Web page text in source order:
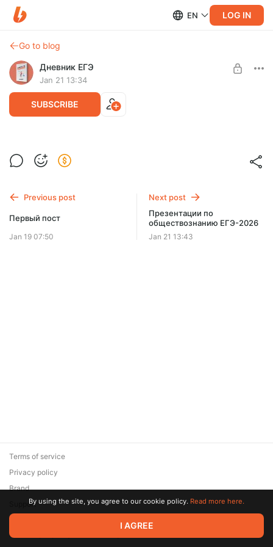
EN LOG IN
Go to blog
Дневник ЕГЭ
Jan 21 13:34
SUBSCRIBE
Конспекты по обществознанию
ЕГЭ-2026
по обществознанию в конспектах, которые были
составлены по лучшим учебным пособиям.
Previous post
Первый пост
Jan 19 07:50
Next post
Презентации по
обществознанию ЕГЭ-2026
Jan 21 13:43
© 2026 Zaya Solutions Limited. All rights reserved. All trademarks
are the property of their respective owners.
Terms of service
Privacy policy
Brand
SupportBy using the site, you agree to our cookie policy. Read more here.
I AGREE